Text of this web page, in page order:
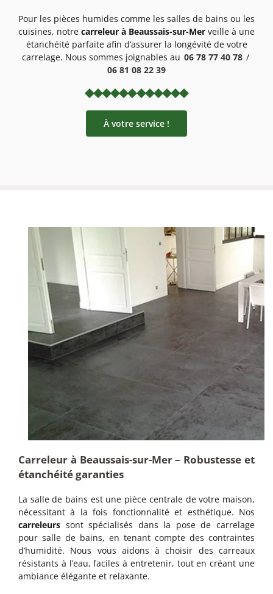
Pour les pièces humides comme les salles de bains ou les
cuisines, notre carreleur à Beaussais-sur-Mer veille à une
étanchéité parfaite afin d’assurer la longévité de votre
carrelage. Nous sommes joignables au 06 78 77 40 78 /
06 81 08 22 39
À votre service !
Carreleur à Beaussais-sur-Mer – Robustesse et
étanchéité garanties
La salle de bains est une pièce centrale de votre maison,
nécessitant à la fois fonctionnalité et esthétique. Nos
carreleurs sont spécialisés dans la pose de carrelage
pour salle de bains, en tenant compte des contraintes
d’humidité. Nous vous aidons à choisir des carreaux
résistants à l’eau, faciles à entretenir, tout en créant une
ambiance élégante et relaxante.